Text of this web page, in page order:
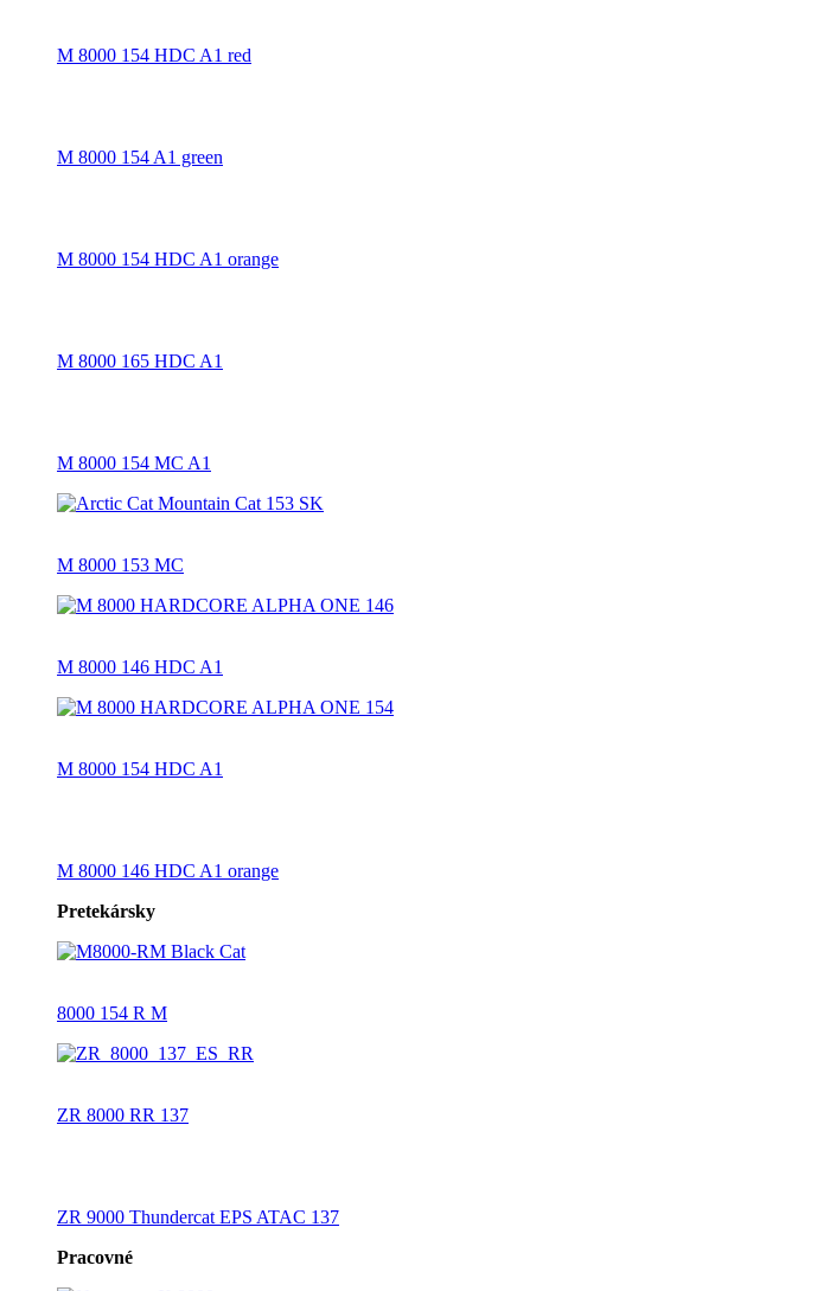
M 8000 154 HDC A1 red
M 8000 154 A1 green
M 8000 154 HDC A1 orange
M 8000 165 HDC A1
M 8000 154 MC A1
M 8000 153 MC
M 8000 146 HDC A1
M 8000 154 HDC A1
M 8000 146 HDC A1 orange
Pretekársky
8000 154 R M
ZR 8000 RR 137
ZR 9000 Thundercat EPS ATAC 137
Pracovné